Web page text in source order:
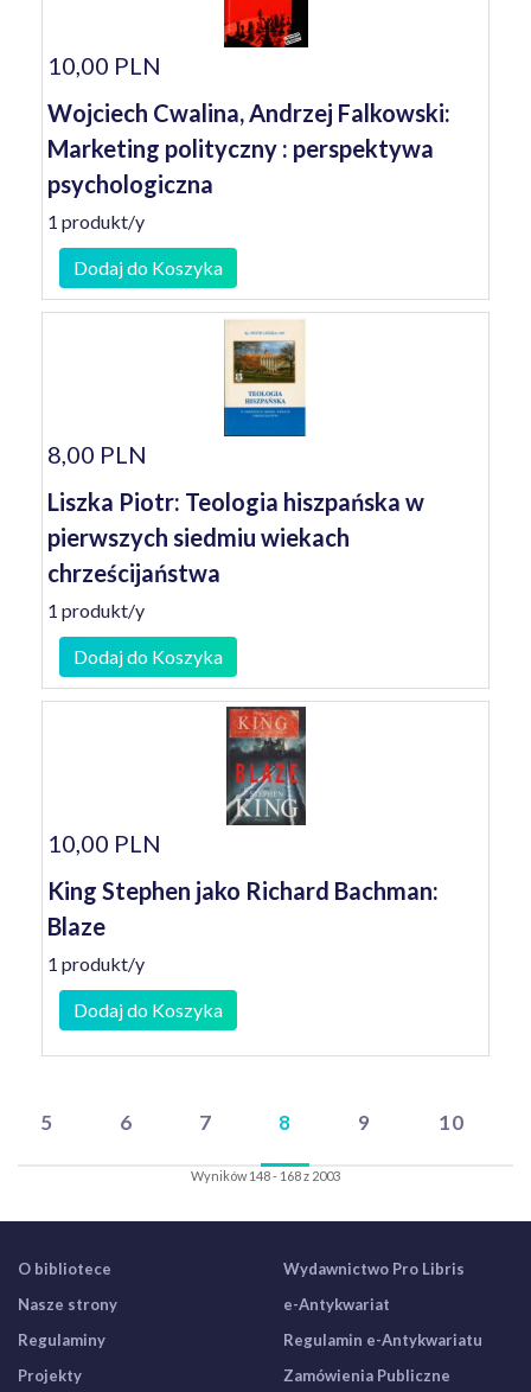
10,00 PLN
Wojciech Cwalina, Andrzej Falkowski:
Marketing polityczny : perspektywa
psychologiczna
1 produkt/y
Dodaj do Koszyka
8,00 PLN
Liszka Piotr: Teologia hiszpańska w
pierwszych siedmiu wiekach
chrześcijaństwa
1 produkt/y
Dodaj do Koszyka
10,00 PLN
King Stephen jako Richard Bachman:
Blaze
1 produkt/y
Dodaj do Koszyka
5 6 7 8 9 10
Wyników 148 - 168 z 2003
O bibliotece
Nasze strony
Regulaminy
Projekty
Wydawnictwo Pro Libris
e-Antykwariat
Regulamin e-Antykwariatu
Zamówienia Publiczne